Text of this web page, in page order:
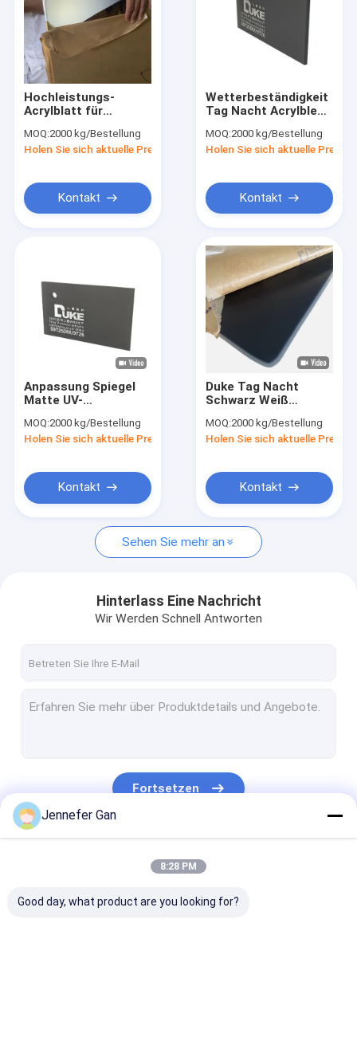
Über uns
Fabrik-Ausflug
Fordern Sie ein Zitat
Gesundheitliche Acrylblätter
lgp Acrylblatt
Schallmauer-Zaun
UV-übertragbares Acryl
Hochleistungs-
Acrylblatt für
MOQ:2000 kg/Bestellung
Holen Sie sich aktuelle Preis
Kontakt
Wetterbeständigkeit
Tag Nacht Acrylblech
Lichtdurchlässigkeit
MOQ:2000 kg/Bestellung
Holen Sie sich aktuelle Preis
Kontakt
Anpassung Spiegel
Matte UV-
Nacht Acrylblatt für
Werbung
MOQ:2000 kg/Bestellung
Holen Sie sich aktuelle Preis
Kontakt
Duke Tag Nacht
Schwarz Weiß
Acrylblätter für
Werbezeichen
MOQ:2000 kg/Bestellung
Holen Sie sich aktuelle Preis
Kontakt
Sehen Sie mehr an
Hinterlass Eine Nachricht
Wir Werden Schnell Antworten
Fortsetzen
Jennefer Gan
8:28 PM
Good day, what product are you looking for?